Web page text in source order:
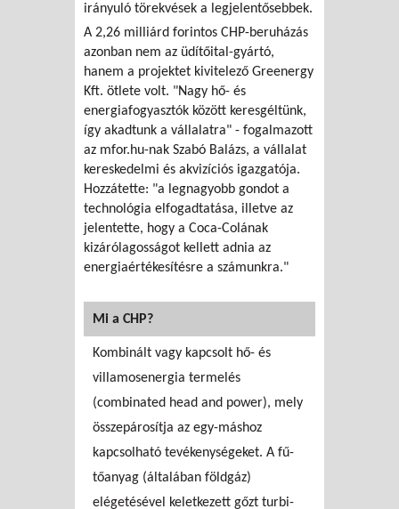
irányuló törekvések a legjelentősebbek.
A 2,26 milliárd forintos CHP-beruházás
azonban nem az üdítőital-gyártó,
hanem a projektet kivitelező Greenergy
Kft. ötlete volt. "Nagy hő- és
energiafogyasztók között keresgéltünk,
így akadtunk a vállalatra" - fogalmazott
az mfor.hu-nak Szabó Balázs, a vállalat
kereskedelmi és akvizíciós igazgatója.
Hozzátette: "a legnagyobb gondot a
technológia elfogadtatása, illetve az
jelentette, hogy a Coca-Colának
kizárólagosságot kellett adnia az
energiaértékesítésre a számunkra."
Mi a CHP?
Kombinált vagy kapcsolt hő- és
villamosenergia termelés
(combinated head and power), mely
összepárosítja az egy-máshoz
kapcsolható tevékenységeket. A fű-
tőanyag (általában földgáz)
elégetésével keletkezett gőzt turbi-